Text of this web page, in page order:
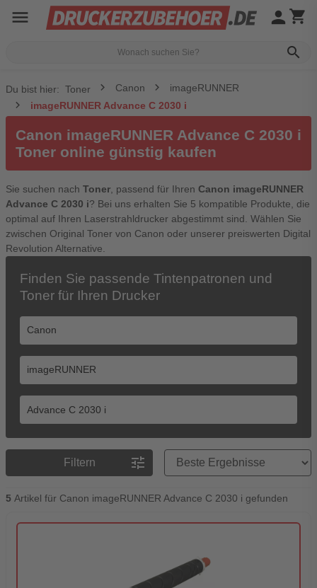
menu
search
person shopping_cart
Du bist hier: Toner Canon
imageRUNNER
imageRUNNER Advance C 2030 i
Canon imageRUNNER Advance C 2030 i
Toner online günstig kaufen
Sie suchen nach Toner, passend für Ihren Canon imageRUNNER
Advance C 2030 i? Bei uns erhalten Sie 5 kompatible Produkte, die
optimal auf Ihren Laserstrahldrucker abgestimmt sind. Wählen Sie
zwischen Original Toner von Canon oder unserer preiswerten Digital
Revolution Alternative.
Finden Sie passende Tintenpatronen und
Toner für Ihren Drucker
Filtern tune
Preisreihenfolge
5 Artikel für Canon imageRUNNER Advance C 2030 i gefunden